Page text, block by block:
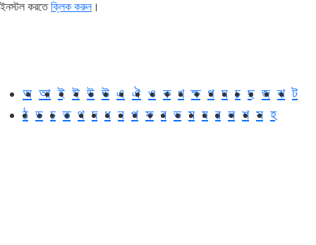
ইনস্টল করতেক্লিক করুন।
অ আ ই ঈ উ ঊ এ ঐ ও ক খ ক্ষ গ ঘ চ ছ জ ঝ ট
ঠ ড ঢ ত থ দ ধ ন প ফ ব ভ ম য র ল শ স হ